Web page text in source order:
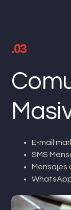
.03
E-mail
SMS
Mensajes